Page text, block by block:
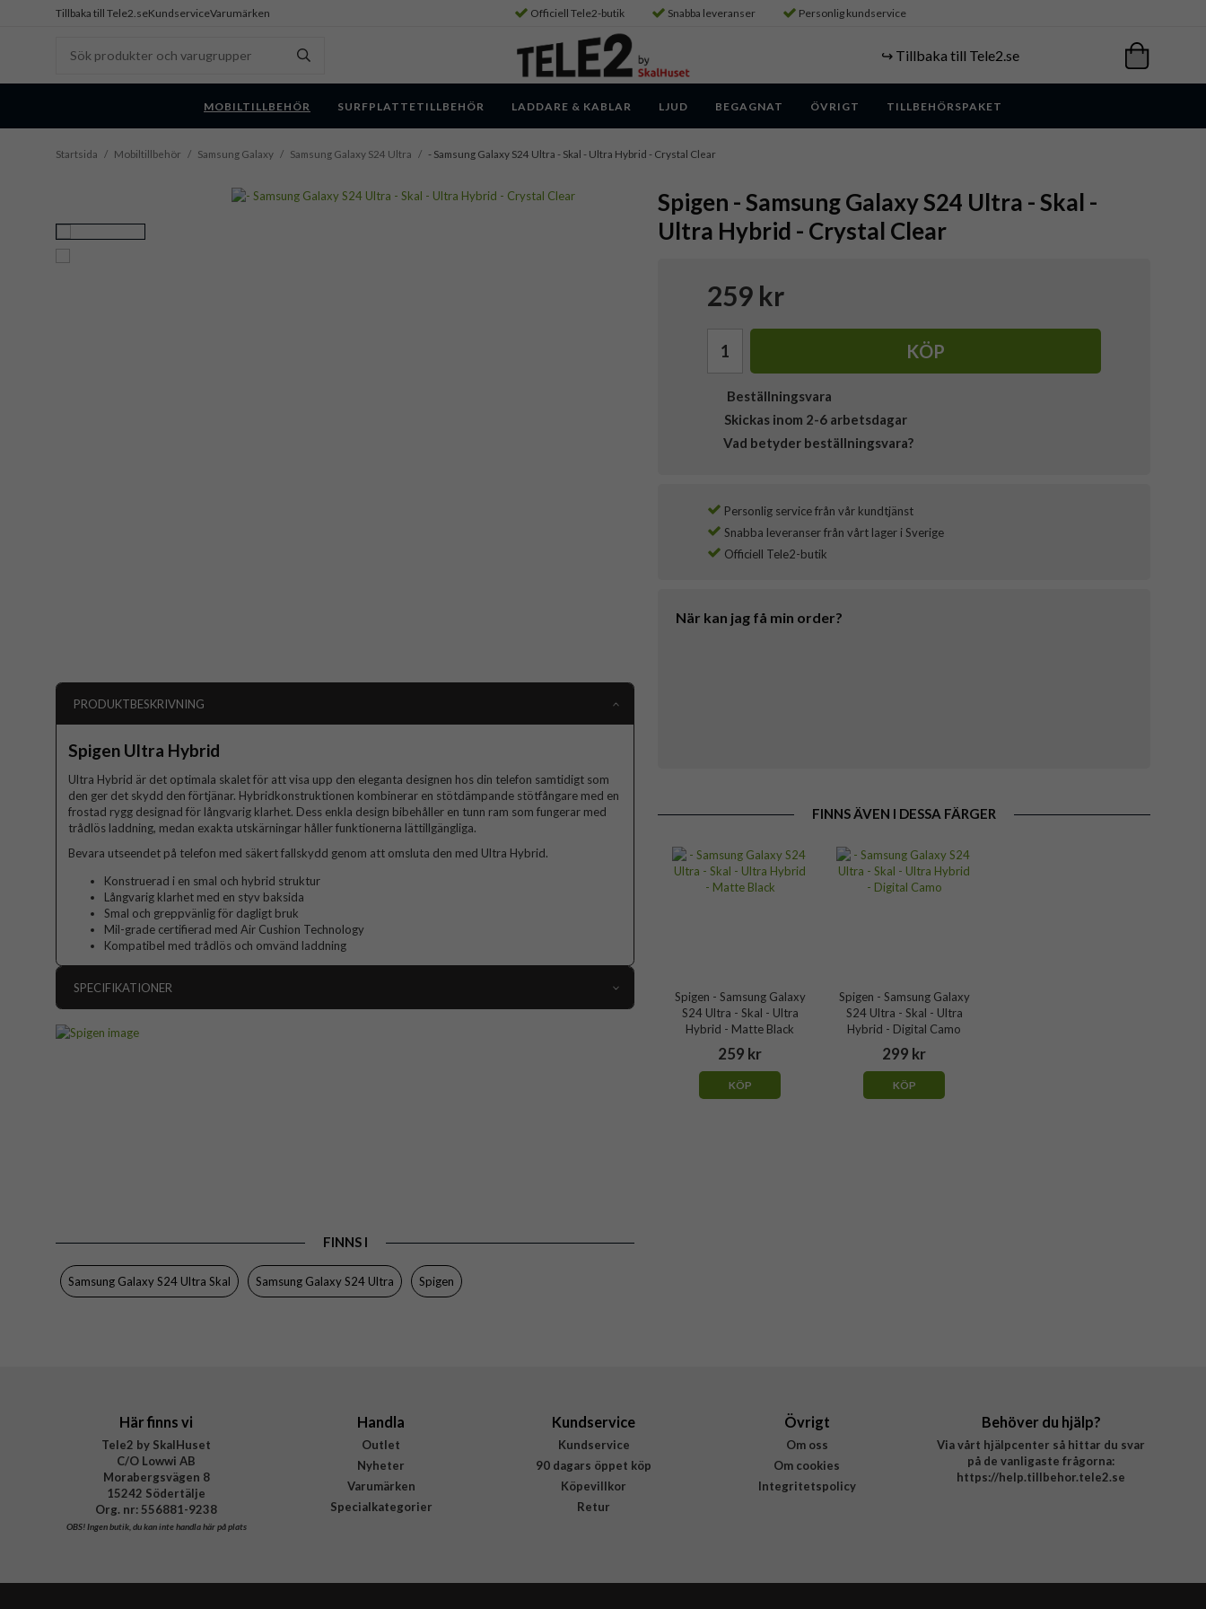
Tillbaka till Tele2.seKundserviceVarumärken Officiell Tele2-butik Snabba leveranser Personlig kundservice
↪️ Tillbaka till Tele2.se
MOBILTILLBEHÖR SURFPLATTETILLBEHÖR LADDARE & KABLAR LJUD BEGAGNAT ÖVRIGT TILLBEHÖRSPAKET
Startsida / Mobiltillbehör / Samsung Galaxy / Samsung Galaxy S24 Ultra / - Samsung Galaxy S24 Ultra - Skal - Ultra Hybrid - Crystal Clear
Spigen - Samsung Galaxy S24 Ultra - Skal -
Ultra Hybrid - Crystal Clear
259 kr
KÖP
Beställningsvara
Skickas inom 2-6 arbetsdagar
Vad betyder beställningsvara?
Personlig service från vår kundtjänst
Snabba leveranser från vårt lager i Sverige
Officiell Tele2-butik
När kan jag få min order?
FINNS ÄVEN I DESSA FÄRGER
Spigen - Samsung Galaxy
S24 Ultra - Skal - Ultra
Hybrid - Matte Black
259 kr
KÖP
Spigen - Samsung Galaxy
S24 Ultra - Skal - Ultra
Hybrid - Digital Camo
299 kr
KÖP
PRODUKTBESKRIVNING
Spigen Ultra Hybrid
Ultra Hybrid är det optimala skalet för att visa upp den eleganta designen hos din telefon samtidigt som
den ger det skydd den förtjänar. Hybridkonstruktionen kombinerar en stötdämpande stötfångare med en
frostad rygg designad för långvarig klarhet. Dess enkla design bibehåller en tunn ram som fungerar med
trådlös laddning, medan exakta utskärningar håller funktionerna lättillgängliga.
Bevara utseendet på telefon med säkert fallskydd genom att omsluta den med Ultra Hybrid.
Konstruerad i en smal och hybrid struktur
Långvarig klarhet med en styv baksida
Smal och greppvänlig för dagligt bruk
Mil-grade certifierad med Air Cushion Technology
Kompatibel med trådlös och omvänd laddning
SPECIFIKATIONER
FINNS I
Samsung Galaxy S24 Ultra Skal Samsung Galaxy S24 Ultra Spigen
Här finns vi
Tele2 by SkalHuset
C/O Lowwi AB
Morabergsvägen 8
15242 Södertälje
Org. nr: 556881-9238
OBS!Ingen butik, du kan inte handla här på plats
Handla
Outlet
Nyheter
Varumärken
Specialkategorier
Kundservice
Kundservice
90 dagars öppet köp
Köpevillkor
Retur
Övrigt
Om oss
Om cookies
Integritetspolicy
Behöver du hjälp?
Via vårt hjälpcenter så hittar du svar
på de vanligaste frågorna:
https://help.tillbehor.tele2.se